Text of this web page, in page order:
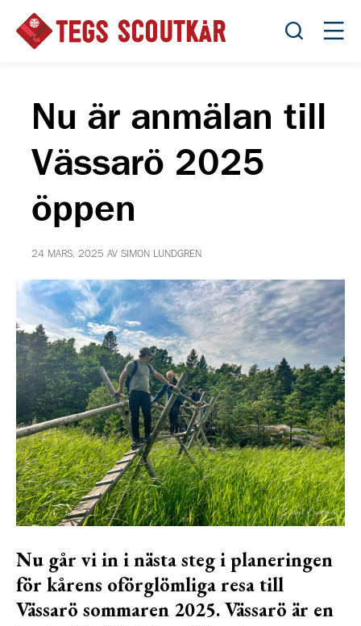
Öppna
Nu är anmälan till
Vässarö 2025
öppen
24 MARS, 2025 AV SIMON LUNDGREN
Nu går vi in i nästa steg i planeringen
för kårens oförglömliga resa till
Vässarö sommaren 2025. Vässarö är en